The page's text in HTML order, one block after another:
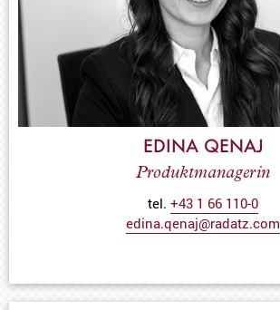
EDINA QENAJ
Produktmanagerin
tel. +43 1 66 110-0
edina.qenaj@radatz.com